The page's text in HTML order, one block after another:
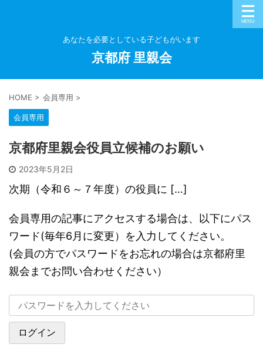
あなたを必要としている子どもがいます
京都府 里親会
HOME > 会員専用 >
会員専用
京都府里親会役員立候補のお願い
2023年5月2日
次期（令和６～７年度）の役員に […]
会員専用の記事にアクセスする場合は、以下にパス
ワード(毎年6月に変更）を入力してください。
(会員の方でパスワードをお忘れの場合は京都府里
親会までお問い合わせください）